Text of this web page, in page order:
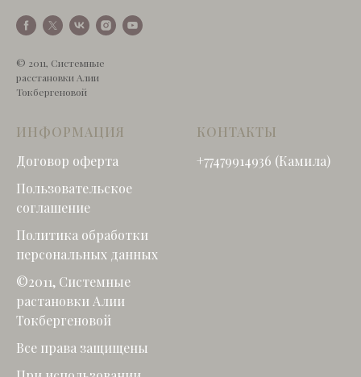
© 2011, Системные
расстановки Алии
Токбергеновой
ИНФОРМАЦИЯ
Договор оферта
Пользовательское
соглашение
Политика обработки
персональных данных
©2011, Системные
растановки Алии
Токбергеновой
Все права защищены
КОНТАКТЫ
+77479914936 (Камила)